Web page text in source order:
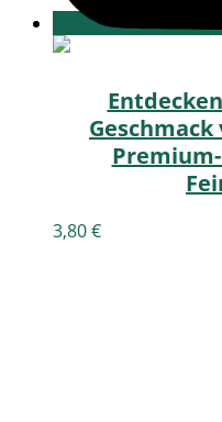
3,80€